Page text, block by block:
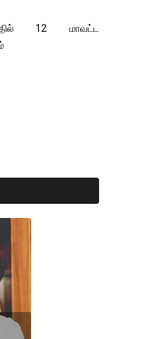
12 மாவட்ட